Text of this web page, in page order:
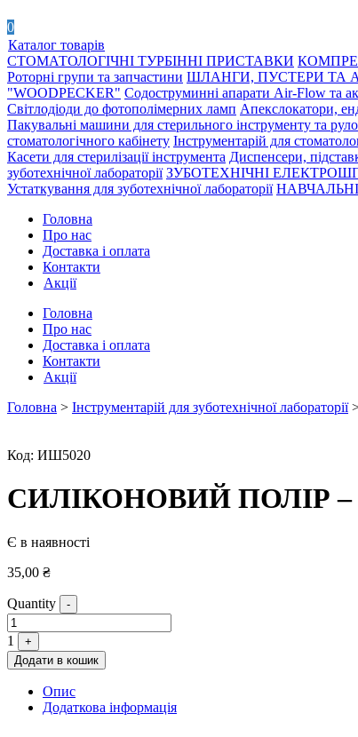
0
Каталог товарів
СТОМАТОЛОГІЧНІ ТУРБІННІ ПРИСТАВКИ
Роторні групи та запчастини ШЛАНГИ, ПУСТЕРИ ТА
"WOODPECKER" Содоструминні апарати Air-Flow та
Світлодіоди до фотополімерних ламп Апекслокатори,
Пакувальні машини для стерильного інструменту та
стоматологічного кабінету Інструментарій для
Касети для стерилізації інструмента Диспенсери,
зуботехнічної лабораторії ЗУБОТЕХНІЧНІ
Устаткування для зуботехнічної лабораторії
Головна
Про нас
Доставка і оплата
Контакти
Акції
Головна
Про нас
Доставка і оплата
Контакти
Акції
Головна > Інструментарій для зуботехнічної лабораторії
Код: ИШ5020
СИЛІКОНОВИЙ ПОЛІР –
Є в наявності
35,00 ₴
Quantity -
1
+
Додати в кошик
Опис
Додаткова інформація